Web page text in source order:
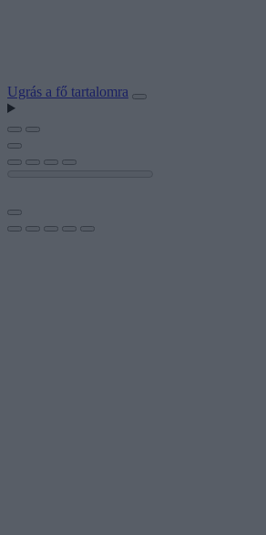
Ugrás a fő tartalomra